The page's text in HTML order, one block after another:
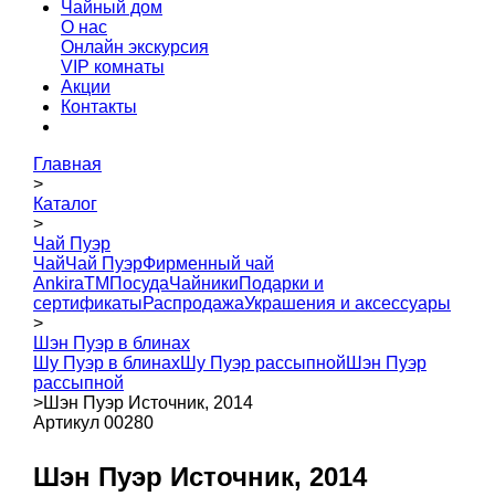
Чайный дом
О нас
Онлайн экскурсия
VIP комнаты
Акции
Контакты
Главная
>
Каталог
>
Чай Пуэр
ЧайЧай ПуэрФирменный чай
AnkiraTM ПосудаЧайникиПодарки и
сертификатыРаспродажаУкрашения и аксессуары
>
Шэн Пуэр в блинах
Шу Пуэр в блинахШу Пуэр рассыпной Шэн Пуэр
рассыпной
>Шэн Пуэр Источник, 2014
Артикул 00280
Шэн Пуэр Источник, 2014